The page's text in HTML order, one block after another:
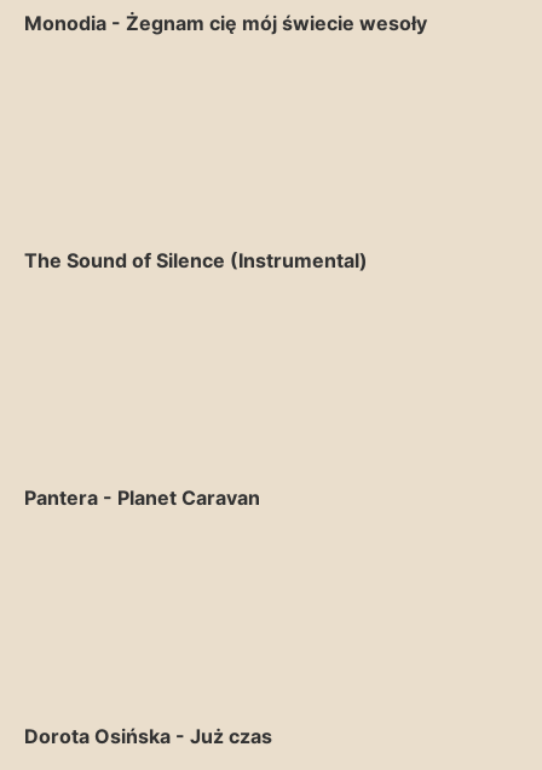
Monodia - Żegnam cię mój świecie wesoły
The Sound of Silence (Instrumental)
Pantera - Planet Caravan
Dorota Osińska - Już czas